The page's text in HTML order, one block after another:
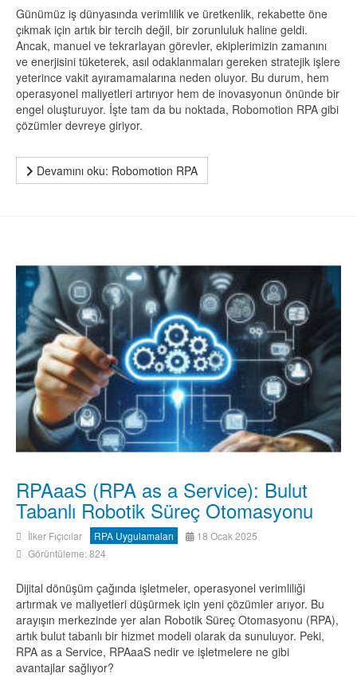
Günümüz iş dünyasında verimlilik ve üretkenlik, rekabette öne
çıkmak için artık bir tercih değil, bir zorunluluk haline geldi.
Ancak, manuel ve tekrarlayan görevler, ekiplerimizin zamanını
ve enerjisini tüketerek, asıl odaklanmaları gereken stratejik işlere
yeterince vakit ayıramamalarına neden oluyor. Bu durum, hem
operasyonel maliyetleri artırıyor hem de inovasyonun önünde bir
engel oluşturuyor. İşte tam da bu noktada, Robomotion RPA gibi
çözümler devreye giriyor.
Devamını oku: Robomotion RPA
RPAaaS (RPA as a Service): Bulut
Tabanlı Robotik Süreç Otomasyonu
İlker Fıçıcılar RPA Uygulamaları
18 Ocak 2025
Görüntüleme: 824
Dijital dönüşüm çağında işletmeler, operasyonel verimliliği
artırmak ve maliyetleri düşürmek için yeni çözümler arıyor. Bu
arayışın merkezinde yer alan Robotik Süreç Otomasyonu (RPA),
artık bulut tabanlı bir hizmet modeli olarak da sunuluyor. Peki,
RPA as a Service, RPAaaS nedir ve işletmelere ne gibi
avantajlar sağlıyor?